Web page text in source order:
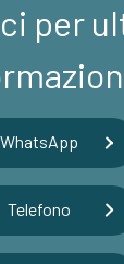
per
WhatsApp
Telefono